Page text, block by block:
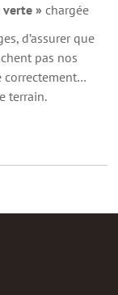
verte » chargée
d’assurer que
pas nos
correctement…
terrain.